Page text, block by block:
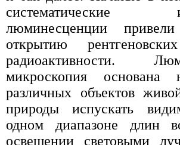
систематические
люминесценции
открытию
радиоактивности.
микроскопия основана
различных объектов
природы испускать
одном диапазоне длин
освещении световыми